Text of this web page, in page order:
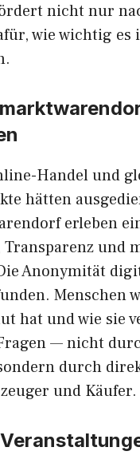
ni‍cht nur
wi‍e wichtig
Handel u⁠nd
hätten⁠
e‍rleben
und
Anonymität‍
Menschen
hat und wie
— nicht
durch
und Käufer.